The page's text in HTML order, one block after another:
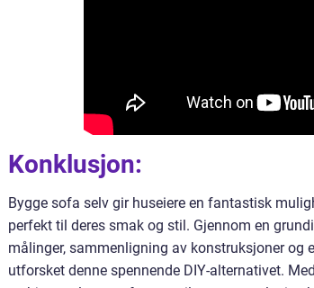
Konklusjon:
Bygge sofa selv gir huseiere en fantastisk
perfekt til deres smak og stil. Gjennom en
målinger, sammenligning av konstruksjoner og
utforsket denne spennende DIY-alternativet.